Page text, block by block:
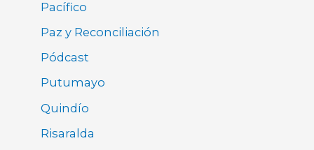
Pacífico
Paz y Reconciliación
Pódcast
Putumayo
Quindío
Risaralda